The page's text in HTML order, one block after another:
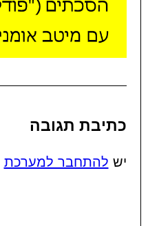
כתיבת תגובה
יש להתחבר למערכת